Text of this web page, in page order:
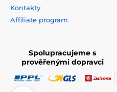
Kontakty
Affiliate program
Spolupracujeme s
prověřenými dopravci